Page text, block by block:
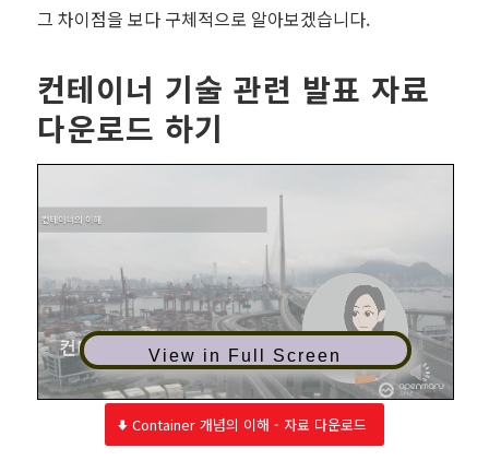
그 차이점을 보다 구체적으로 알아보겠습니다.
컨테이너 기술 관련 발표 자료
다운로드 하기
View in Full Screen
Container 개념의 이해 - 자료 다운로드